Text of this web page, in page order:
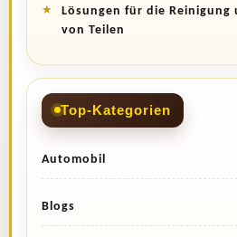
Lösungen für die Reinigung
von Teilen
Top-Kategorien
Automobil
Blogs